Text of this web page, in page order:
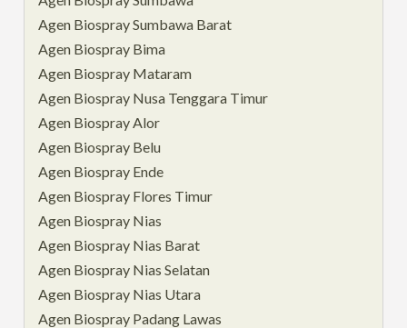
Agen Biospray Sumbawa Barat
Agen Biospray Bima
Agen Biospray Mataram
Agen Biospray Nusa Tenggara Timur
Agen Biospray Alor
Agen Biospray Belu
Agen Biospray Ende
Agen Biospray Flores Timur
Agen Biospray Nias
Agen Biospray Nias Barat
Agen Biospray Nias Selatan
Agen Biospray Nias Utara
Agen Biospray Padang Lawas